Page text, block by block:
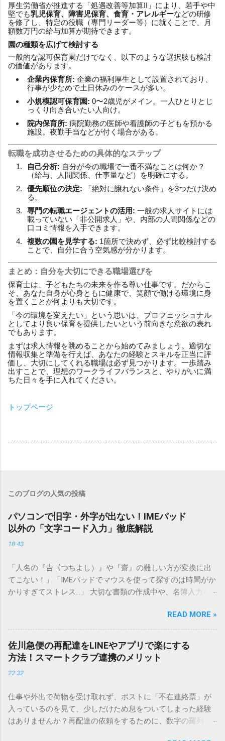
厚生労働省が推進する「処遇改善等加算II」により、若手や中
堅でも乳児保育、障害児保育、食育・アレルギーなどの研修
を修了し、特定の役職（専門リーダー等）に就くことで、月
額数万円の給与加算が期待できます。
園の種類を広げて検討する
一般的な認可保育園だけでなく、以下のような選択肢も検討
の価値があります。
企業内保育所: 企業の福利厚生として設置されており、
行事が少なめで土日休みのケースが多い。
小規模認可保育園: 0〜2歳児がメイン。一人ひとりとじ
っくり向き合いたい人向け。
院内保育所: 病院勤務の医師や看護師の子どもを預かる
施設。夜勤手当などが付く場合がある。
転職を成功させるための具体的なステップ
自己分析: 自分が今の職場で一番不満なことは何か？
（給与、人間関係、仕事量など）を明確にする。
優先順位の決定: 「絶対に譲れない条件」を3つだけ決め
る。
専門の転職エージェントの活用: 一般の求人サイトには
載っていない「非公開求人」や、内部の人間関係などの
口コミ情報を入手できます。
複数の園を見学する: 1箇所で決めず、必ず比較検討する
ことで、自分に合う空気感が分かります。
まとめ：自分を大切にできる職場選びを
保育士は、子どもたちの未来を作る尊い仕事です。だからこ
そ、あなた自身が心身ともに健康で、笑顔で働ける環境に身
を置くことが何よりも大切です。
「今の環境を変えたい」という思いは、プロフェッショナル
としてより良い保育を提供したいという前向きな意欲の表れ
でもあります。
まずは求人情報を眺めることから始めてみましょう。適切な
情報収集と準備を行えば、あなたの経験とスキルを正当に評
価し、大切にしてくれる職場は必ず見つかります。一歩踏み
出すことで、理想のワークライフバランスと、やりがいに満
ちた日々を手に入れてください。
トップページ
このブログの人気の投稿
パソコンで旧字・外字が出ない！IMEパッド
以外の「文字コード入力」徹底解説
18:43
「人名の『𠮷（つちよし）』や『齋』の難しい方が変換に出
てこない！」「IMEパッドでマウスを使って探すのは時間がか
かりすぎてストレス…」 大切な書類の作成中や、名簿入力を
てしまいますよね。多くの人が「IMEパッド（手書き入力）」
を使いますが、実はマウスで一画ずつ書くのは非効率です
し、似た漢字が多すぎて結局見つからないことも少なくあり
ません。 そこで今回は、IMEパッドを使わずに、特定のコー
ドを打ち込むだけで一瞬で旧字や外字、特殊記号を呼び出す
「文字コード入力」のテクニックを詳しく解説します。 この
必要はありません。 1. なぜ「変換」しても旧字・外字が出て
こないのか？ そもそも、なぜ普通の変換で出てこない漢字が
あるのでしょうか。その理由は、パソコンが文字を認識する
READ MORE »
佐川急便の再配達をLINEやアプリで楽にする
方法！スマートクラブ連携のメリット
22:32
仕事や外出で荷物を受け取れず、ポストに「不在連絡票」が
入っているのを見て、少しだけため息をついてしまった経験
はありませんか？再配達の依頼をするために、数字の羅列を